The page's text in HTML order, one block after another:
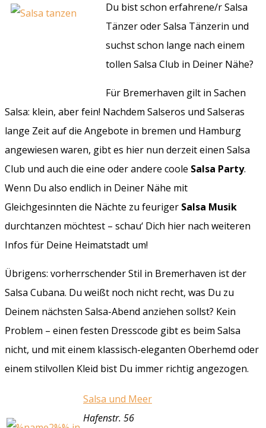
Du bist schon erfahrene/r Salsa
Tänzer oder Salsa Tänzerin und
suchst schon lange nach einem
tollen Salsa Club in Deiner Nähe?
Für Bremerhaven gilt in Sachen
Salsa: klein, aber fein! Nachdem Salseros und Salseras
lange Zeit auf die Angebote in bremen und Hamburg
angewiesen waren, gibt es hier nun derzeit einen Salsa
Club und auch die eine oder andere coole Salsa Party.
Wenn Du also endlich in Deiner Nähe mit
Gleichgesinnten die Nächte zu feuriger Salsa Musik
durchtanzen möchtest – schau‘ Dich hier nach weiteren
Infos für Deine Heimatstadt um!
Übrigens: vorherrschender Stil in Bremerhaven ist der
Salsa Cubana. Du weißt noch nicht recht, was Du zu
Deinem nächsten Salsa-Abend anziehen sollst? Kein
Problem – einen festen Dresscode gibt es beim Salsa
nicht, und mit einem klassisch-eleganten Oberhemd oder
einem stilvollen Kleid bist Du immer richtig angezogen.
Salsa und Meer
Hafenstr. 56